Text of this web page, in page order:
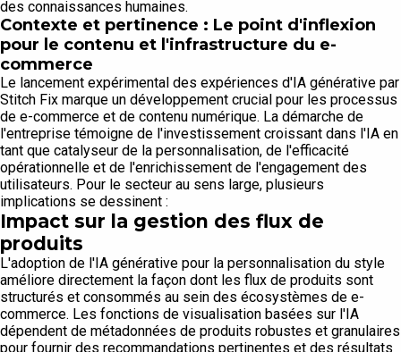
des connaissances humaines.
Contexte et pertinence : Le point d'inflexion
pour le contenu et l'infrastructure du e-
commerce
Le lancement expérimental des expériences d'IA générative par
Stitch Fix marque un développement crucial pour les processus
de e-commerce et de contenu numérique. La démarche de
l'entreprise témoigne de l'investissement croissant dans l'IA en
tant que catalyseur de la personnalisation, de l'efficacité
opérationnelle et de l'enrichissement de l'engagement des
utilisateurs. Pour le secteur au sens large, plusieurs
implications se dessinent :
Impact sur la gestion des flux de
produits
L'adoption de l'IA générative pour la personnalisation du style
améliore directement la façon dont les flux de produits sont
structurés et consommés au sein des écosystèmes de e-
commerce. Les fonctions de visualisation basées sur l'IA
dépendent de métadonnées de produits robustes et granulaires
pour fournir des recommandations pertinentes et des résultats